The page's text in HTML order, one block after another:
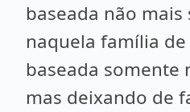
baseada não mais
naquela família
baseada
mas deixando de